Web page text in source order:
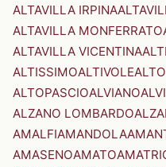
ALTAVILLA IRPINA
ALTAVILLA MONFERRATO
ALTAVILLA VICENTINA
ALTISSIMOALTIVOLE
ALTOPASCIOALVIANO
ALZANO LOMBARDO
AMALFIAMANDOLA
AMASENOAMATO